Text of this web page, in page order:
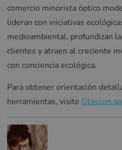
comercio minorista óptico
lideran con iniciativas
medioambiental, profundizan
clientes y atraen al creciente
con conciencia ecológica.
Para obtener orientación
herramientas, visite